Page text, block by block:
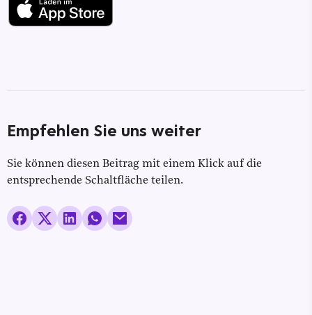
Empfehlen Sie uns weiter
Sie können diesen Beitrag mit einem Klick auf die
entsprechende Schaltfläche teilen.